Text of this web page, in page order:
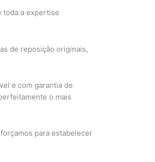
toda a expertise
de reposição originais,
e com garantia de
o mais
para estabelecer